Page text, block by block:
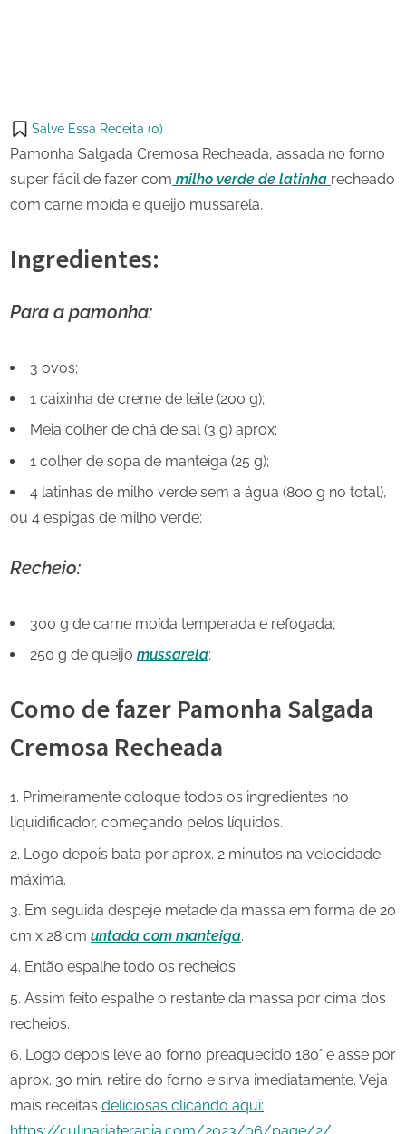
on
X
Salve Essa Receita (0)
Pamonha Salgada Cremosa Recheada, assada no forno
super fácil de fazer com milho verde de latinha recheado
com carne moída e queijo mussarela.
Ingredientes:
Para a pamonha:
3 ovos;
1 caixinha de creme de leite (200 g);
Meia colher de chá de sal (3 g) aprox;
1 colher de sopa de manteiga (25 g);
4 latinhas de milho verde sem a água (800 g no total),
ou 4 espigas de milho verde;
Recheio:
300 g de carne moída temperada e refogada;
250 g de queijo mussarela;
Como de fazer Pamonha Salgada
Cremosa Recheada
Primeiramente coloque todos os ingredientes no
liquidificador, começando pelos líquidos.
Logo depois bata por aprox. 2 minutos na velocidade
máxima.
Em seguida despeje metade da massa em forma de 20
cm x 28 cm untada com manteiga.
Então espalhe todo os recheios.
Assim feito espalhe o restante da massa por cima dos
recheios.
Logo depois leve ao forno preaquecido 180° e asse por
aprox. 30 min. retire do forno e sirva imediatamente. Veja
mais receitas deliciosas clicando aqui: